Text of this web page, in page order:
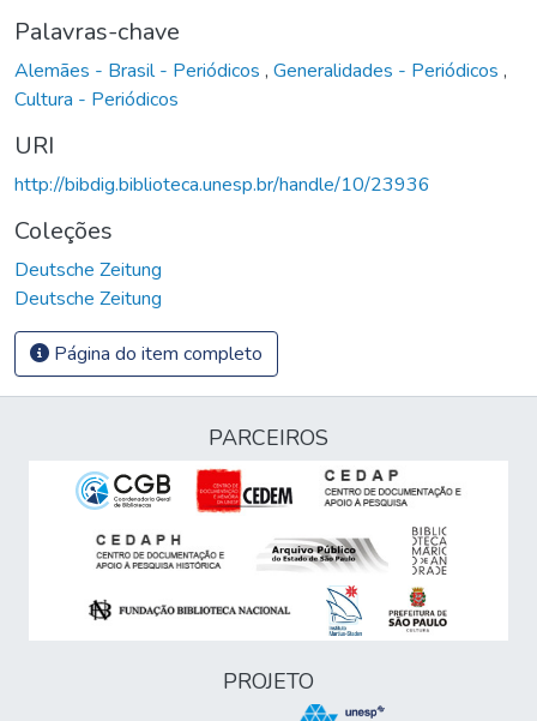
Palavras-chave
Alemães - Brasil - Periódicos , Generalidades - Periódicos ,
Cultura - Periódicos
URI
http://bibdig.biblioteca.unesp.br/handle/10/23936
Coleções
Deutsche Zeitung
Deutsche Zeitung
Página do item completo
PARCEIROS
PROJETO